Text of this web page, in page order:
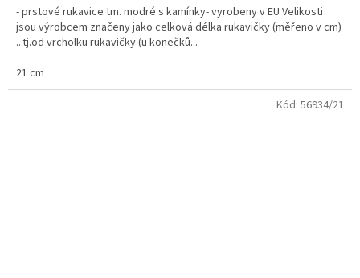
- prstové rukavice tm. modré s kamínky- vyrobeny v EU Velikosti
jsou výrobcem značeny jako celková délka rukavičky (měřeno v cm)
...tj.od vrcholku rukavičky (u konečků...
21 cm
Kód: 56934/21